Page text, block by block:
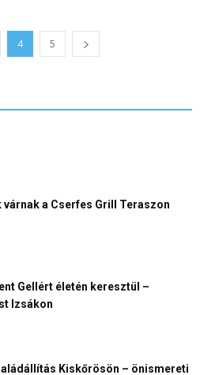
4 5
a Cserfes Grill Teraszon
Gellért életén keresztül –
Izsákon
Kiskőrösön – önismereti